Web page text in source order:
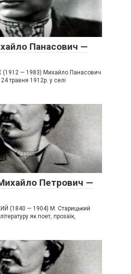
Панасович —
— 1983) Михайло Панасович
травня 1912р. у селі
Петрович —
(1840 — 1904) М. Старицький
як поет, прозаїк,